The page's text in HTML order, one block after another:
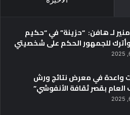
لـ هافن: “حزينة” في “حكيم
وأترك للجمهور الحكم على شخصيتي
واعدة في معرض نتائج ورش
بقصر ثقافة الأنفوشي”